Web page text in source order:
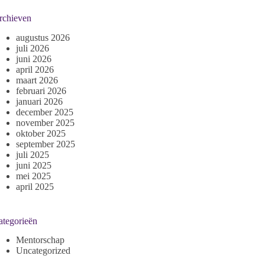
augustus 2026
juli 2026
juni 2026
april 2026
maart 2026
februari 2026
januari 2026
december 2025
november 2025
oktober 2025
september 2025
juli 2025
juni 2025
mei 2025
april 2025
Mentorschap
Uncategorized